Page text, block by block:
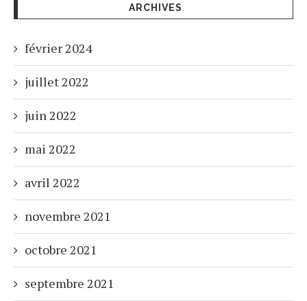
ARCHIVES
février 2024
juillet 2022
juin 2022
mai 2022
avril 2022
novembre 2021
octobre 2021
septembre 2021